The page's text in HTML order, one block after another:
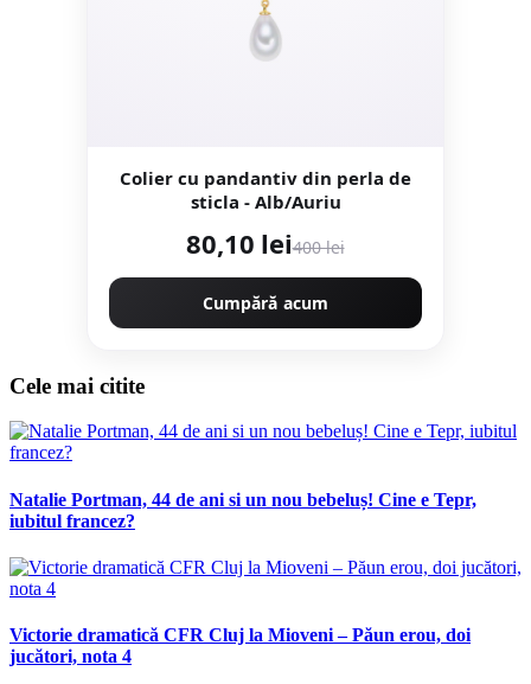
Colier cu pandantiv din perla de
sticla - Alb/Auriu
80,10 lei400 lei
Cumpără acum
Cele mai citite
Natalie Portman, 44 de ani si un nou bebeluș! Cine e Tepr,
iubitul francez?
Victorie dramatică CFR Cluj la Mioveni – Păun erou, doi
jucători, nota 4